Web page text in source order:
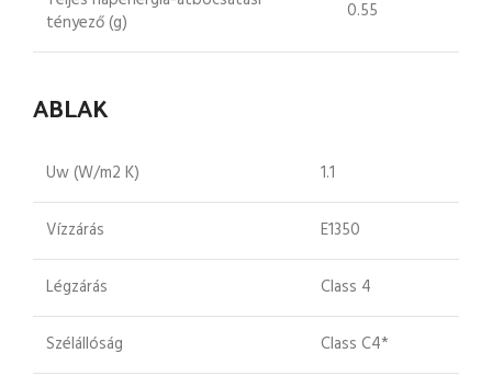
tényező (g)
0.55
ABLAK
Uw (W/m2 K) 1.1
Vízzárás E1350
Légzárás Class 4
Szélállóság Class C4*